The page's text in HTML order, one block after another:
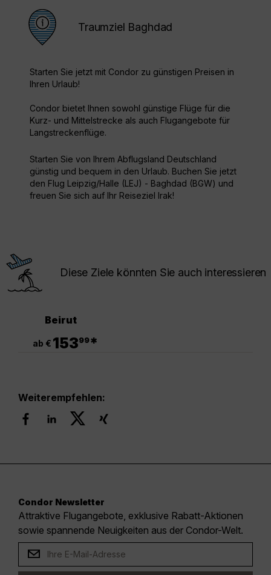
Traumziel Baghdad
Starten Sie jetzt mit Condor zu günstigen Preisen in
Ihren Urlaub!
Condor bietet Ihnen sowohl günstige Flüge für die
Kurz- und Mittelstrecke als auch Flugangebote für
Langstreckenflüge.
Starten Sie von Ihrem Abflugsland Deutschland
günstig und bequem in den Urlaub. Buchen Sie jetzt
den Flug Leipzig/Halle (LEJ) - Baghdad (BGW) und
freuen Sie sich auf Ihr Reiseziel Irak!
Diese Ziele könnten Sie auch interessieren
Beirut
ab € 15399*
Weiterempfehlen:
Condor Newsletter
Attraktive Flugangebote, exklusive Rabatt-Aktionen
sowie spannende Neuigkeiten aus der Condor-Welt.